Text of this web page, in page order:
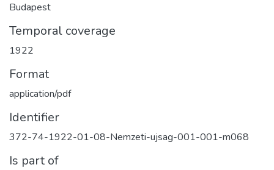
Budapest
Temporal coverage
1922
Format
application/pdf
Identifier
372-74-1922-01-08-Nemzeti-ujsag-001-001-m068
Is part of